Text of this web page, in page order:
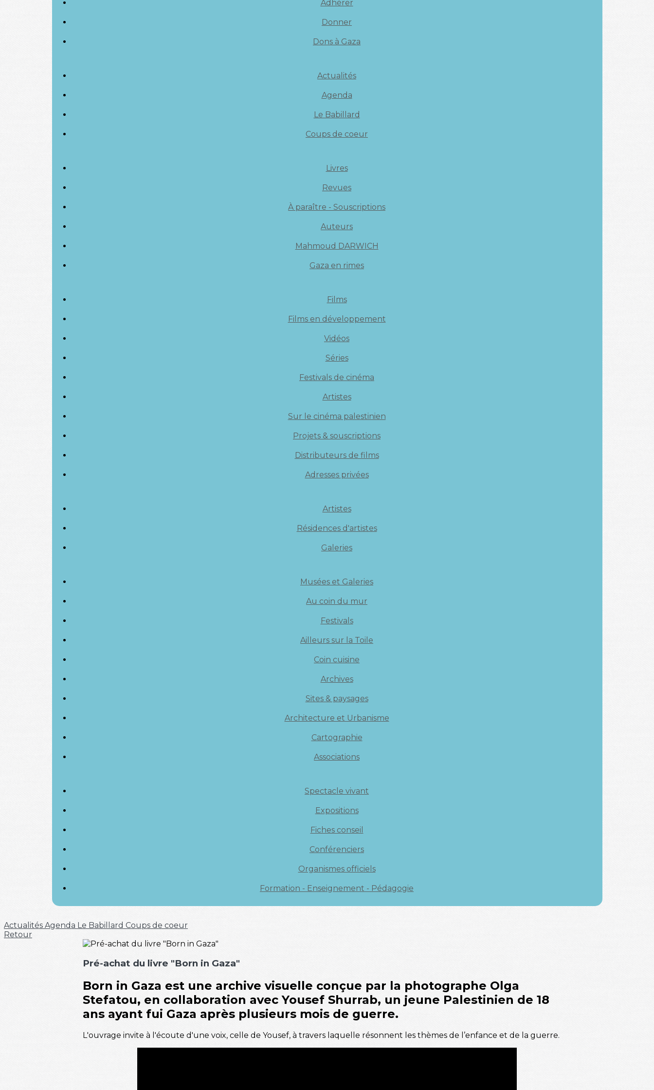
Adhérer
Donner
Dons à Gaza
Actualités
Agenda
Le Babillard
Coups de coeur
Livres
Revues
À paraître - Souscriptions
Auteurs
Mahmoud DARWICH
Gaza en rimes
Films
Films en développement
Vidéos
Séries
Festivals de cinéma
Artistes
Sur le cinéma palestinien
Projets & souscriptions
Distributeurs de films
Adresses privées
Artistes
Résidences d'artistes
Galeries
Musées et Galeries
Au coin du mur
Festivals
Ailleurs sur la Toile
Coin cuisine
Archives
Sites & paysages
Architecture et Urbanisme
Cartographie
Associations
Spectacle vivant
Expositions
Fiches conseil
Conférenciers
Organismes officiels
Formation - Enseignement - Pédagogie
Actualités Agenda Le Babillard Coups de coeur
Retour
Pré-achat du livre "Born in Gaza"
Born in Gaza est une archive visuelle conçue par la photographe Olga
Stefatou, en collaboration avecYousef Shurrab, un jeune Palestinien de 18
ans ayant fui Gaza après plusieurs mois de guerre.
L'ouvrage invite à l'écoute d'une voix, celle de Yousef, à travers laquelle résonnent les thèmes de l’enfance et de la guerre.